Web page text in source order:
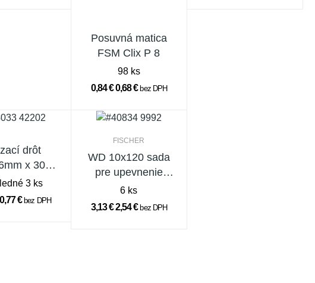
Posuvná matica
FSM Clix P 8
98 ks
0,84 €0,68 €bez DPH
drôt
x 30m
3 ks
0,77 €bez DPH
FISCHER
WD 10x120 sada
pre upevnenie
umývadiel
6 ks
3,13 €2,54 €bez DPH